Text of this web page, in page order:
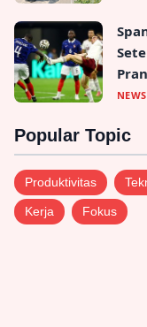
Laskar Anti
Bicara Soal
Desak
Proses Hukum.
Muratara - 28, Apr,
Selengkapnya →